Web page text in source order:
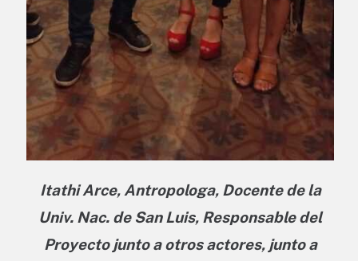
Itathi Arce, Antropologa, Docente de la
Univ. Nac. de San Luis, Responsable del
Proyecto junto a otros actores, junto a